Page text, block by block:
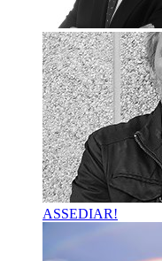
ASSEDIAR!